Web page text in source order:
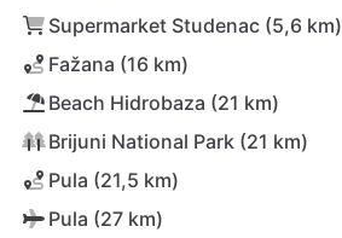
Supermarket Studenac (5,6 km)
Fažana (16 km)
Beach Hidrobaza (21 km)
Brijuni National Park (21 km)
Pula (21,5 km)
Pula (27 km)